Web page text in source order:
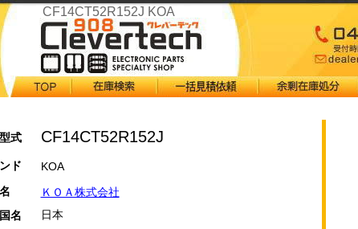
CF14CT52R152J KOA
式 CF14CT52R152J
ド
KOA
ＫＯＡ株式会社
名
日本